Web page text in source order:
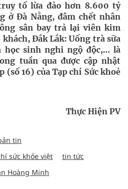
tố lừa đảo hơn 8.600 tỷ
ở Đà Nẵng, đâm chết nhân
sân bay trả lại viên kim
Đắk Lắk: Uống trà sữa
học sinh nghi ngộ độc,… là
tuần qua được cập nhật
16) của Tạp chí Sức khoẻ
Thực Hiện PV
tin
sức khỏe việt
tin tức
Hoàng Minh